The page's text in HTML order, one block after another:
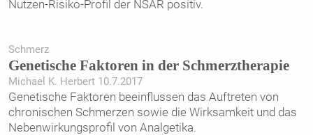
Nutzen-Risiko-Profil der NSAR positiv.
Schmerz
Genetische Faktoren in der Schmerztherapie
Michael K. Herbert 10.7.2017
Genetische Faktoren beeinflussen das Auftreten von
chronischen Schmerzen sowie die Wirksamkeit und das
Nebenwirkungsprofil von Analgetika.